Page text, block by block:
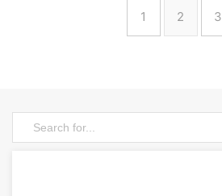
1 2 3